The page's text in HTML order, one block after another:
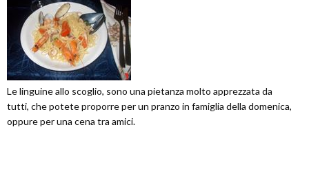
Le linguine allo scoglio, sono una pietanza molto apprezzata da
tutti, che potete proporre per un pranzo in famiglia della domenica,
oppure per una cena tra amici.